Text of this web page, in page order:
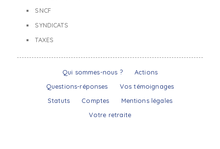
SNCF
SYNDICATS
TAXES
Qui sommes-nous ?
Actions
Questions-réponses
Vos témoignages
Statuts
Comptes
Mentions légales
Votre retraite